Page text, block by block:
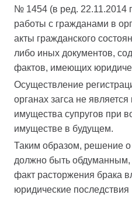
№ 1454 (в ред. 22.11.2014
работы с гражданами в
акты гражданского
либо иных документов,
фактов, имеющих
Осуществление
органах загса не
имущества супругов при
имуществе в будущем.
Таким образом, решение
должно быть
факт расторжения брака
юридические